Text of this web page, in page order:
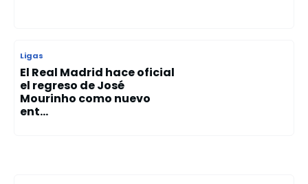
Ligas
El Real Madrid hace oficial
el regreso de José
Mourinho como nuevo
ent...